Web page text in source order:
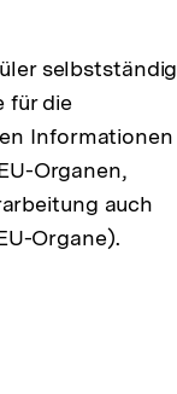
selbstständig
für die
Informationen
Organen,
auch
Organe).